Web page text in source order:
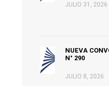
JULIO 31, 2026
NUEVA
N° 290
JULIO 8, 2026